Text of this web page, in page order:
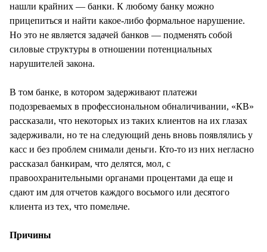
нашли крайних — банки. К любому банку можно
прицепиться и найти какое-либо формальное нарушение.
Но это не является задачей банков — подменять собой
силовые структуры в отношении потенциальных
нарушителей закона.
В том банке, в котором задерживают платежи
подозреваемых в профессиональном обналичивании, «КВ»
рассказали, что некоторых из таких клиентов на их глазах
задерживали, но те на следующий день вновь появлялись у
касс и без проблем снимали деньги. Кто-то из них негласно
рассказал банкирам, что делятся, мол, с
правоохранительными органами процентами да еще и
сдают им для отчетов каждого восьмого или десятого
клиента из тех, что помельче.
Причины